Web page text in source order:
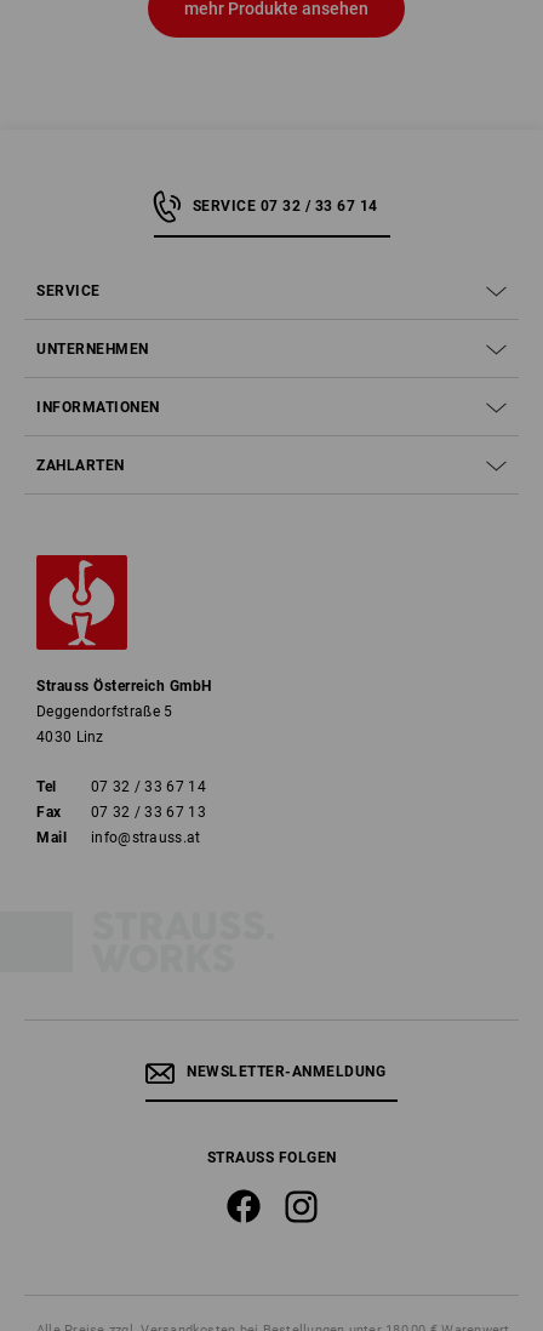
mehr Produkte ansehen
SERVICE 07 32 / 33 67 14
SERVICE
UNTERNEHMEN
INFORMATIONEN
ZAHLARTEN
Strauss Österreich GmbH
Deggendorfstraße 5
4030 Linz
Tel
07 32 / 33 67 14
Fax
07 32 / 33 67 13
Mail
info@strauss.at
NEWSLETTER-ANMELDUNG
STRAUSS FOLGEN